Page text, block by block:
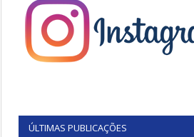
ÚLTIMAS PUBLICAÇÕES